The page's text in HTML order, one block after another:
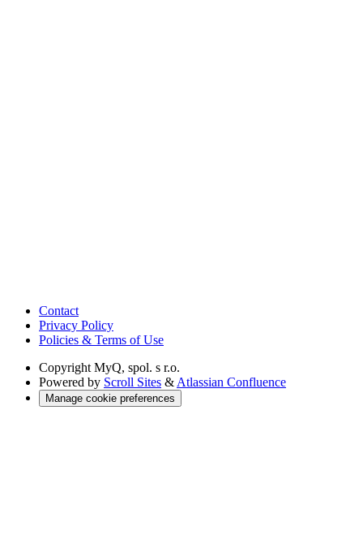
Contact
Privacy Policy
Policies & Terms of Use
Copyright MyQ, spol. s r.o.
Powered by Scroll Sites & Atlassian Confluence
Manage cookie preferences